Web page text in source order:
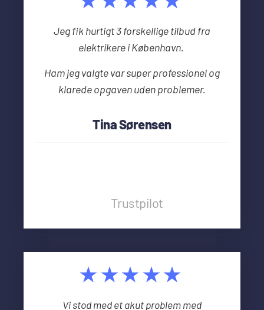
Jeg fik hurtigt 3 forskellige tilbud fra
elektrikere i København.
Ham jeg valgte var super professionel og
klarede opgaven uden problemer.
Tina Sørensen
Trustpilot
★★★★★
Vi stod med et akut problem med